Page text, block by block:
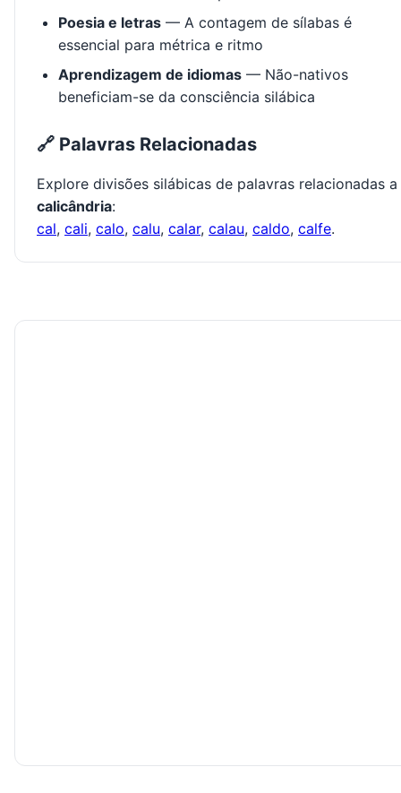
Poesia e letras — A contagem de sílabas é
essencial para métrica e ritmo
Aprendizagem de idiomas — Não-nativos
beneficiam-se da consciência silábica
🔗 Palavras Relacionadas
Explore divisões silábicas de palavras relacionadas a
calicândria:
cal, cali, calo, calu, calar, calau, caldo, calfe.